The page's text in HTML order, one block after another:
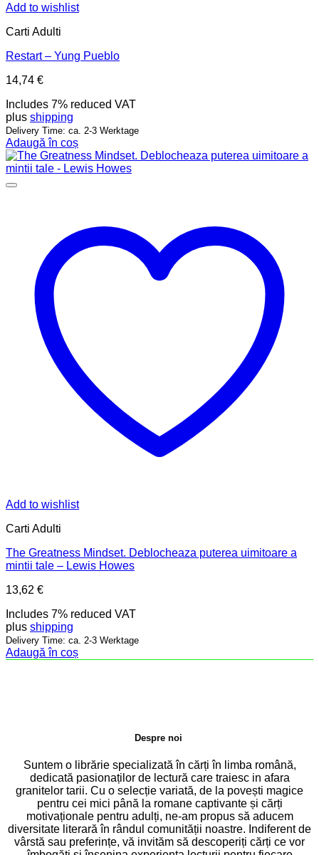
Add to wishlist
Carti Adulti
Restart – Yung Pueblo
14,74 €
Includes 7% reduced VAT
plus shipping
Delivery Time: ca. 2-3 Werktage
Adaugă în coș
Add to wishlist
Carti Adulti
The Greatness Mindset. Deblocheaza puterea uimitoare a
mintii tale – Lewis Howes
13,62 €
Includes 7% reduced VAT
plus shipping
Delivery Time: ca. 2-3 Werktage
Adaugă în coș
Despre noi
Suntem o librărie specializată în cărți în limba română,
dedicată pasionaților de lectură care traiesc in afara
granitelor tarii. Cu o selecție variată, de la povești magice
pentru cei mici până la romane captivante și cărți
motivaționale pentru adulți, ne-am propus să aducem
diversitate literară în rândul comunității noastre. Indiferent de
vârstă sau preferințe, vă invităm să descoperiți cărți ce vor